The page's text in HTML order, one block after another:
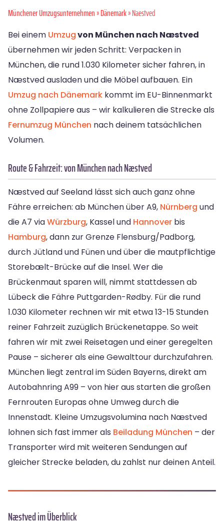
Münchener Umzugsunternehmen»Dänemark» Naestved
Bei einem Umzugvon München nach Næstved
übernehmen wir jeden Schritt: Verpacken in
München, die rund 1.030 Kilometer sicher fahren, in
Næstved ausladen und die Möbel aufbauen. Ein
Umzug nach Dänemark kommt im EU-Binnenmarkt
ohne Zollpapiere aus – wir kalkulieren die Strecke als
Fernumzug München nach deinem tatsächlichen
Volumen.
Route & Fahrzeit: von München nach Næstved
Næstved auf Seeland lässt sich auch ganz ohne
Fähre erreichen: ab München über A9, Nürnberg und
die A7 viaWürzburg, Kassel und Hannover bis
Hamburg, dann zur Grenze Flensburg/Padborg,
durch Jütland und Fünen und über die mautpflichtige
Storebælt-Brücke auf die Insel. Wer die
Brückenmaut sparen will, nimmt stattdessen ab
Lübeck die Fähre Puttgarden-Rødby. Für die rund
1.030 Kilometer rechnen wir mit etwa 13-15 Stunden
reiner Fahrzeit zuzüglich Brückenetappe. So weit
fahren wir mit zwei Reisetagen und einer geregelten
Pause – sicherer als eine Gewalttour durchzufahren.
München liegt zentral im Süden Bayerns, direkt am
Autobahnring A99 – von hier aus starten die großen
Fernrouten Europas ohne Umweg durch die
Innenstadt. Kleine Umzugsvolumina nach Næstved
lohnen sich fast immer als Beiladung München – der
Transporter wird mit weiteren Sendungen auf
gleicher Strecke beladen, du zahlst nur deinen Anteil.
Næstved im Überblick